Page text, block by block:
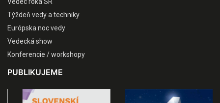
Týždeň vedy a techniky
Európska noc vedy
Vedecká show
Konferencie / workshopy
PUBLIKUJEME